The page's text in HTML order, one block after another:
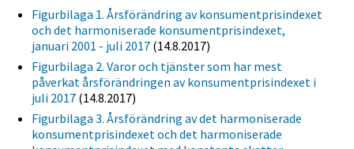
Figurbilaga 1. Årsförändring av konsumentprisindexet
och det harmoniserade konsumentprisindexet,
januari 2001 - juli 2017 (14.8.2017)
Figurbilaga 2. Varor och tjänster som har mest
påverkat årsförändringen av konsumentprisindexet i
juli 2017 (14.8.2017)
Figurbilaga 3. Årsförändring av det harmoniserade
konsumentprisindexet och det harmoniserade